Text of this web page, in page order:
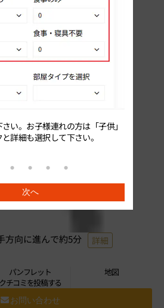
い。お子様連れの方は「子供」
詳細も選択して下さい。
次へ
方向に進んで約5分 詳細
パンフレット
地図
クチコミを投稿する
お問い合わせ